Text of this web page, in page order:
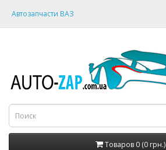
Автозапчасти ВАЗ
Товаров 0 (0 грн.)